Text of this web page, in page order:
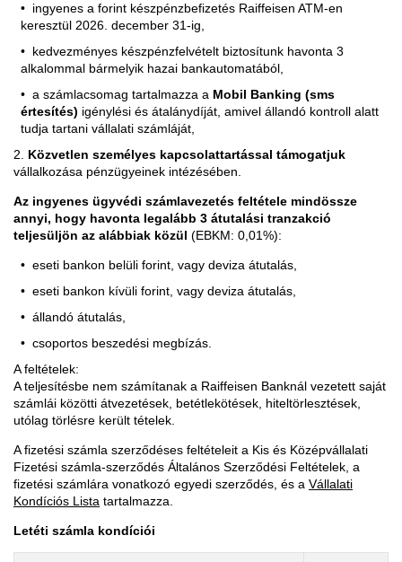
ingyenes a forint készpénzbefizetés Raiffeisen ATM-en
keresztül 2026. december 31-ig,
kedvezményes készpénzfelvételt biztosítunk havonta 3
alkalommal bármelyik hazai bankautomatából,
a számlacsomag tartalmazza a Mobil Banking (sms
értesítés) igénylési és átalánydíját, amivel állandó kontroll alatt
tudja tartani vállalati számláját,
2. Közvetlen személyes kapcsolattartással támogatjuk
vállalkozása pénzügyeinek intézésében.
Az ingyenes ügyvédi számlavezetés feltétele mindössze
annyi, hogy havonta legalább 3 átutalási tranzakció
teljesüljön az alábbiak közül (EBKM: 0,01%):
eseti bankon belüli forint, vagy deviza átutalás,
eseti bankon kívüli forint, vagy deviza átutalás,
állandó átutalás,
csoportos beszedési megbízás.
A feltételek:
A teljesítésbe nem számítanak a Raiffeisen Banknál vezetett saját
számlái közötti átvezetések, betétlekötések, hiteltörlesztések,
utólag törlésre került tételek.
A fizetési számla szerződéses feltételeit a Kis és Középvállalati
Fizetési számla-szerződés Általános Szerződési Feltételek, a
fizetési számlára vonatkozó egyedi szerződés, és a Vállalati
Kondíciós Lista tartalmazza.
Letéti számla kondíciói